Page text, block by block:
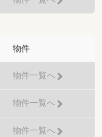
物件
物件一覧へ
物件一覧へ
物件一覧へ